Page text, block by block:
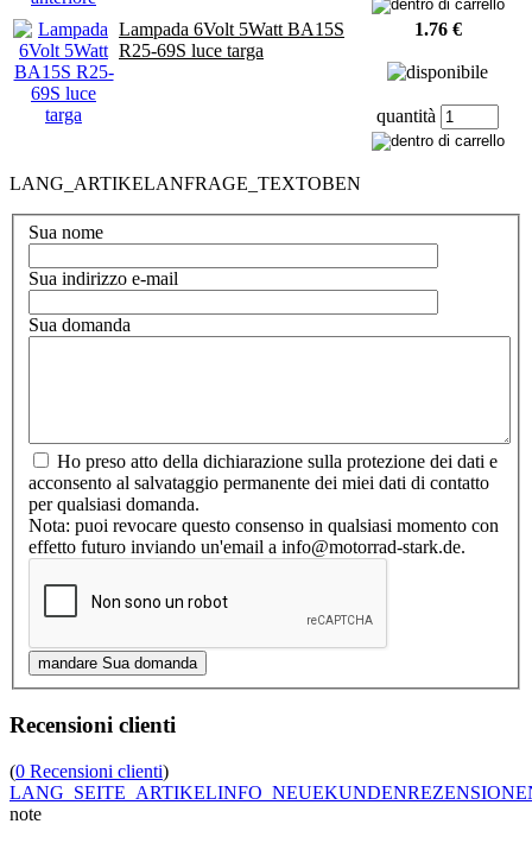
Lampada 6Volt 5Watt BA15S
R25-69S luce targa
1.76 €
quantità
LANG_ARTIKELANFRAGE_TEXTOBEN
Sua nome
Sua indirizzo e-mail
Sua domanda
Ho preso atto della dichiarazione sulla protezione dei dati e
acconsento al salvataggio permanente dei miei dati di contatto
per qualsiasi domanda.
Nota: puoi revocare questo consenso in qualsiasi momento con
effetto futuro inviando un'email a info@motorrad-stark.de.
Recensioni clienti
(0 Recensioni clienti)
note